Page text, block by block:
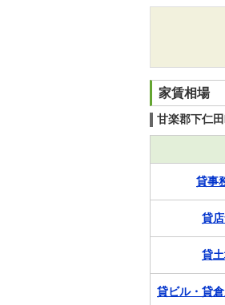
家賃相場
甘楽郡下仁
貸事
貸
貸
貸ビル・貸